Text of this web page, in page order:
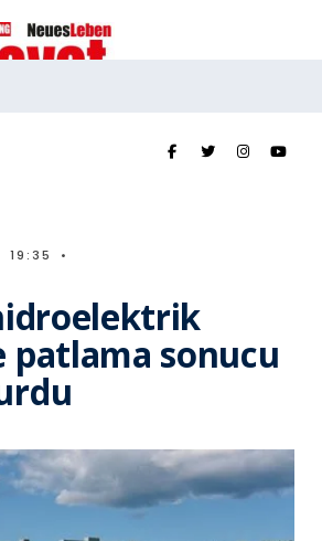
19:35 •
patlama sonucu